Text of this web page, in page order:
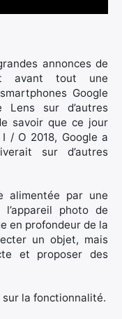
annonces de
avant tout une
Google
Lens sur d’autres
savoir que ce jour
/ O 2018, Google a
sur d’autres
alimentée par une
photo de
en profondeur de la
un objet, mais
et proposer des
la fonctionnalité.